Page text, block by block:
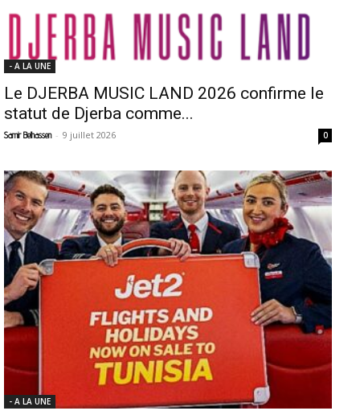
- A LA UNE
Le DJERBA MUSIC LAND 2026 confirme le
statut de Djerba comme...
Samir Belhassen - 9 juillet 2026 0
- A LA UNE